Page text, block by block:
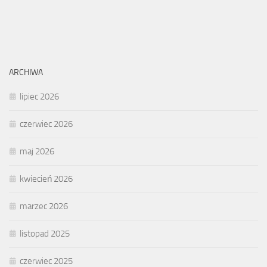
ARCHIWA
lipiec 2026
czerwiec 2026
maj 2026
kwiecień 2026
marzec 2026
listopad 2025
czerwiec 2025